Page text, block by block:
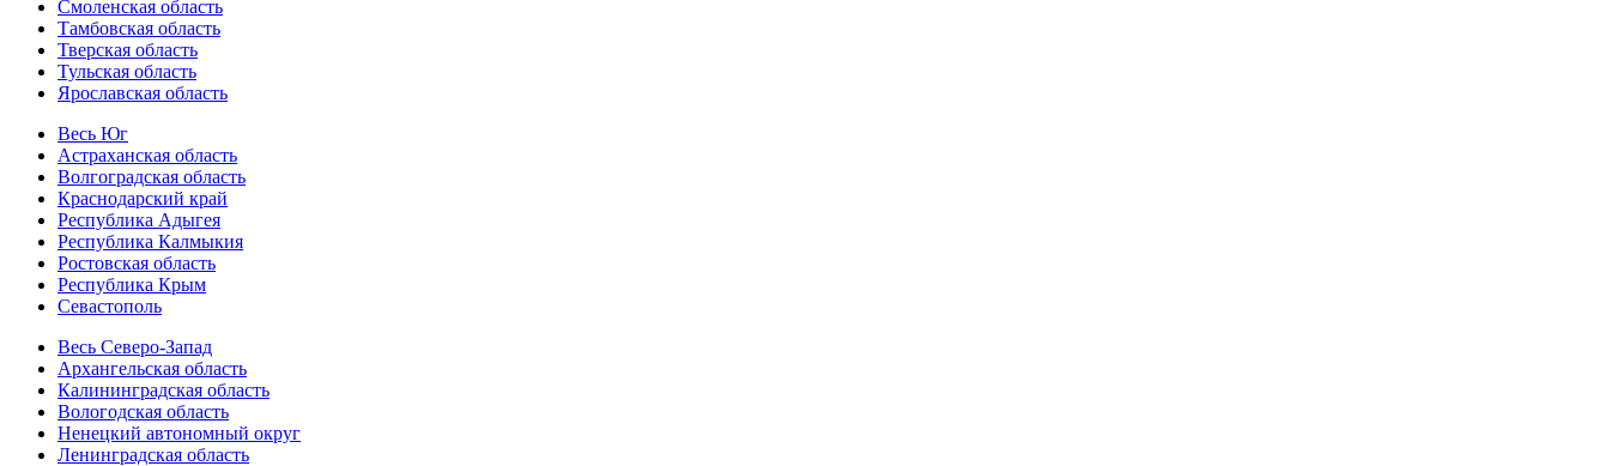
Смоленская область
Тамбовская область
Тверская область
Тульская область
Ярославская область
Весь Юг
Астраханская область
Волгоградская область
Краснодарский край
Республика Адыгея
Республика Калмыкия
Ростовская область
Республика Крым
Севастополь
Весь Северо-Запад
Архангельская область
Калининградская область
Вологодская область
Ненецкий автономный округ
Ленинградская область